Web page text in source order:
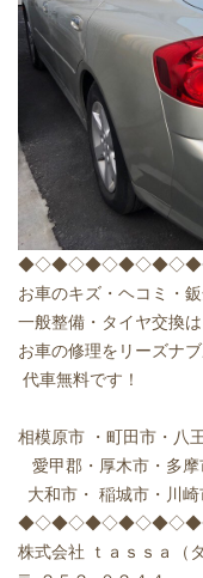
お車のキズ・ヘコミ・
一般整備・タイヤ交換は
お車の修理をリーズナブ
代車無料です！
相模原市
・町田市・八
愛甲郡・厚木市・多
大和市・ 稲城市・川
株式会社
ｔａｓｓａ（